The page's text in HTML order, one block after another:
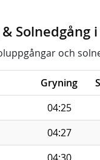
Solnedgång
och
Gryning
04:25
04:27